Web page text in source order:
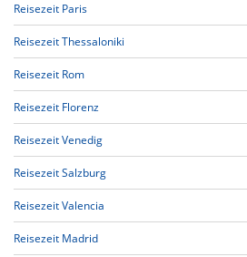
Reisezeit Paris
Reisezeit Thessaloniki
Reisezeit Rom
Reisezeit Florenz
Reisezeit Venedig
Reisezeit Salzburg
Reisezeit Valencia
Reisezeit Madrid